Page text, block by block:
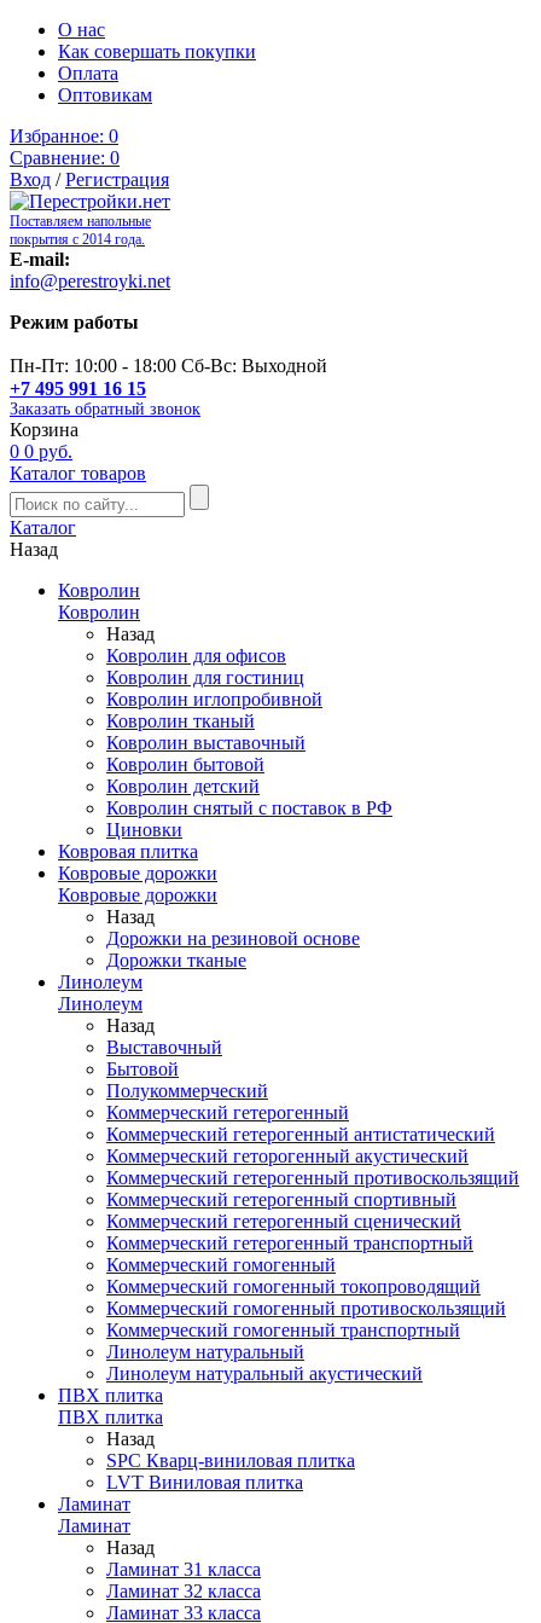
О нас
Как совершать покупки
Оплата
Оптовикам
Избранное: 0
Сравнение: 0
Вход /Регистрация
Поставляем напольные
покрытия с 2014 года.
E-mail:
info@perestroyki.net
Режим работы
Пн-Пт: 10:00 - 18:00 Сб-Вс: Выходной
+7 495 991 16 15
Заказать обратный звонок
Корзина
0 0 руб.
Каталог товаров
Каталог
Назад
Ковролин
Ковролин
Назад
Ковролин для офисов
Ковролин для гостиниц
Ковролин иглопробивной
Ковролин тканый
Ковролин выставочный
Ковролин бытовой
Ковролин детский
Ковролин снятый с поставок в РФ
Циновки
Ковровая плитка
Ковровые дорожки
Ковровые дорожки
Назад
Дорожки на резиновой основе
Дорожки тканые
Линолеум
Линолеум
Назад
Выставочный
Бытовой
Полукоммерческий
Коммерческий гетерогенный
Коммерческий гетерогенный антистатический
Коммерческий геторогенный акустический
Коммерческий гетерогенный противоскользящий
Коммерческий гетерогенный спортивный
Коммерческий гетерогенный сценический
Коммерческий гетерогенный транспортный
Коммерческий гомогенный
Коммерческий гомогенный токопроводящий
Коммерческий гомогенный противоскользящий
Коммерческий гомогенный транспортный
Линолеум натуральный
Линолеум натуральный акустический
ПВХ плитка
ПВХ плитка
Назад
SPC Кварц-виниловая плитка
LVT Виниловая плитка
Ламинат
Ламинат
Назад
Ламинат 31 класса
Ламинат 32 класса
Ламинат 33 класса